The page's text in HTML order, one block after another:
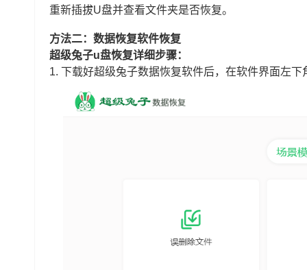
重新插拔U盘并查看文件夹是否恢复。
方法二：数据恢复软件恢复
超级兔子u盘恢复详细步骤：
1. 下载好超级兔子数据恢复软件后，在软件界面左下